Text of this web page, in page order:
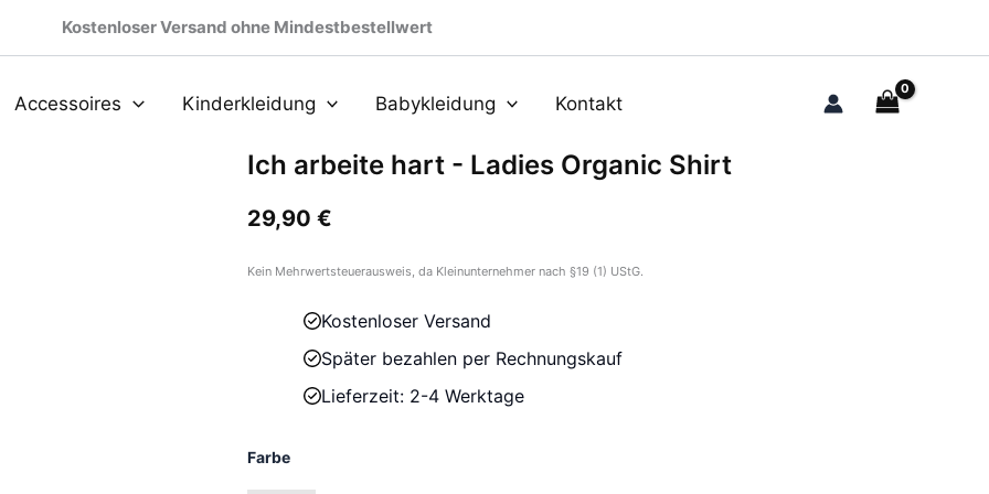
Kostenloser Versand ohne Mindestbestellwert
Accessoires Kinderkleidung Babykleidung Kontakt
Ich arbeite hart - Ladies Organic Shirt
29,90 €
Kein Mehrwertsteuerausweis, da Kleinunternehmer nach §19 (1) UStG.
Kostenloser Versand
Später bezahlen per Rechnungskauf
Lieferzeit: 2-4 Werktage
Farbe